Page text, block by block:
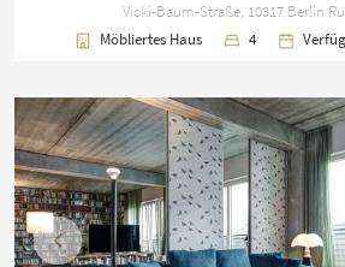
Vicki-Baum-Straße, 10317 Berlin
Möbliertes Haus
4
Vorherige